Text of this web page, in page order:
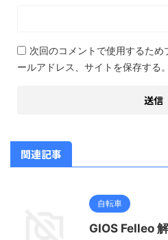
次回のコメントで使用するた
ールアドレス、サイトを保存する。
関連記事
自転車
GIOS Felleo